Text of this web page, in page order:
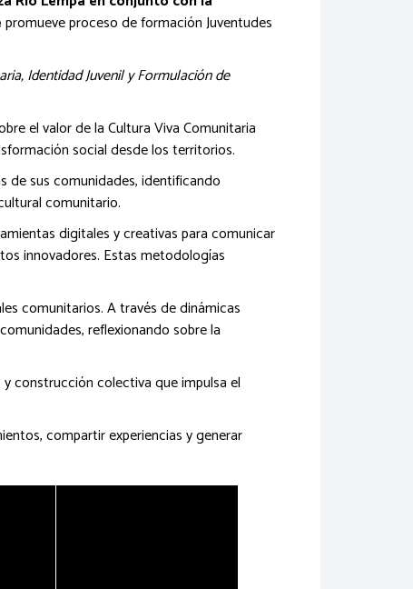
promueve proceso de formación Juventudes
Identidad Juvenil y Formulación de
el valor de la Cultura Viva Comunitaria
social desde los territorios.
de sus comunidades, identificando
comunitario.
digitales y creativas para comunicar
innovadores. Estas metodologías
comunitarios. A través de dinámicas
reflexionando sobre la
construcción colectiva que impulsa el
compartir experiencias y generar